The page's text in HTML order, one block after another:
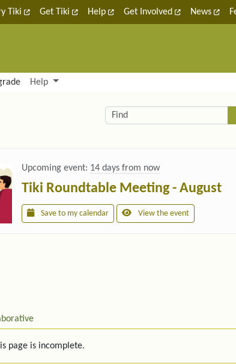
Tiki Get Tiki Help Get Involved News
and content
Help
Find
Upcoming event: 14 days from now
Tiki Roundtable Meeting - August
Save to my calendar View the event
page is incomplete.
side)